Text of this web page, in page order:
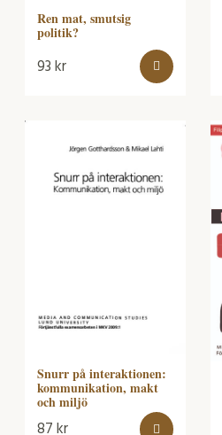
Ren mat, smutsig
politik?
93kr
Snurr på interaktionen:
kommunikation, makt
och miljö
87kr